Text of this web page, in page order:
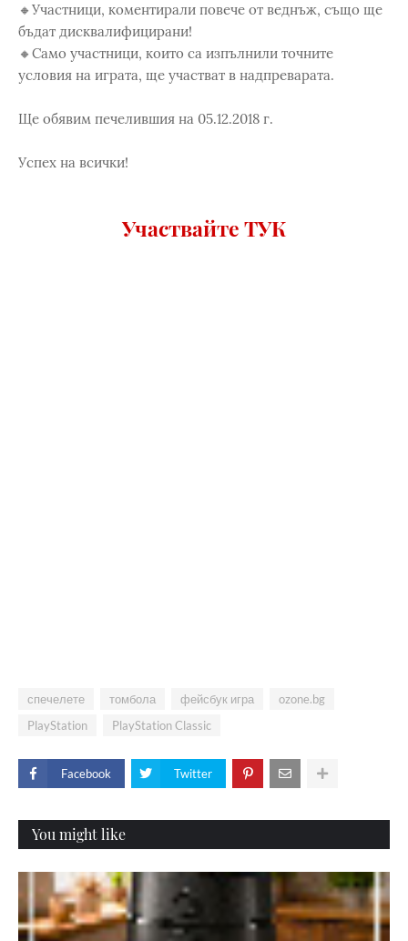
🔸Участници, коментирали повече от веднъж, също ще
бъдат дисквалифицирани!
🔸Само участници, които са изпълнили точните
условия на играта, ще участват в надпреварата.
Ще обявим печелившия на 05.12.2018 г.
Успех на всички!
Участвайте ТУК
спечелете томбола фейсбук игра
ozone.bg
PlayStation
PlayStation Classic
Facebook Twitter
You might like